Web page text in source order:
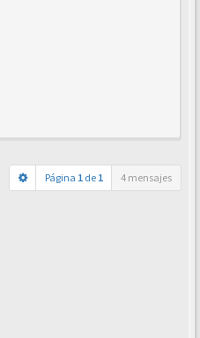
Página 1 de 1 4 mensajes